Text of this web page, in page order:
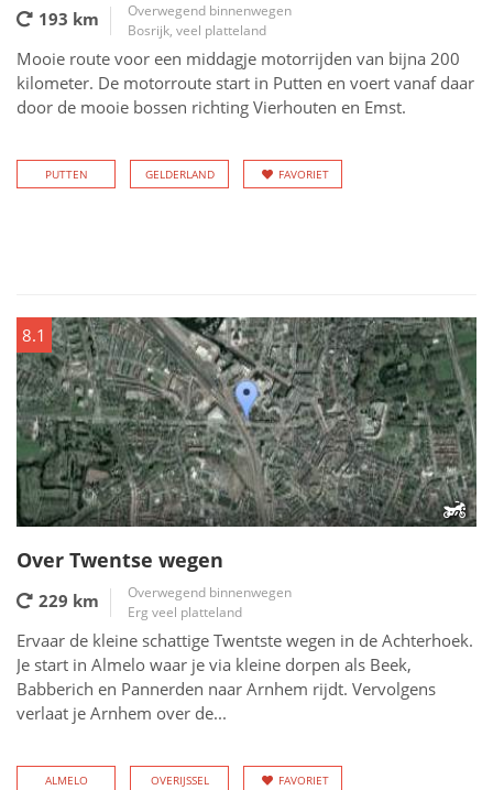
193 km
Overwegend binnenwegen
Bosrijk, veel platteland
Mooie route voor een middagje motorrijden van bijna 200
kilometer. De motorroute start in Putten en voert vanaf daar
door de mooie bossen richting Vierhouten en Emst.
PUTTEN GELDERLAND FAVORIET
8.1
Over Twentse wegen
229 km
Overwegend binnenwegen
Erg veel platteland
Ervaar de kleine schattige Twentste wegen in de Achterhoek.
Je start in Almelo waar je via kleine dorpen als Beek,
Babberich en Pannerden naar Arnhem rijdt. Vervolgens
verlaat je Arnhem over de...
ALMELO OVERIJSSEL FAVORIET